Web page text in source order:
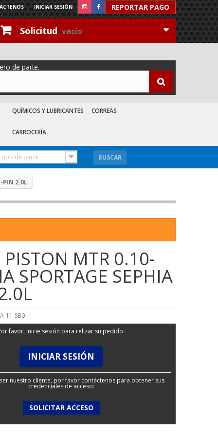
REPORTAR PAGO
INICIAR SESIÓN
Solicitud vacío
de parte.
QUÍMICOS Y LUBRICANTES CORREAS
CARROCERÍA
Tipo de parte BUSCAR
PIN 2.0L
PISTON MTR 0.10-
SPORTAGE SEPHIA
11-SB0
favor, inicie sesión para relizar su pedido.
INICIAR SESIÓN
nuestro cliente, por favor contáctenos para obtener sus
credenciales de acceso:
SOLICITAR ACCESO